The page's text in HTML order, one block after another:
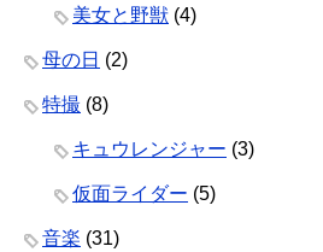
美女と野獣 (4)
母の日 (2)
特撮 (8)
キュウレンジャー (3)
仮面ライダー (5)
音楽 (31)